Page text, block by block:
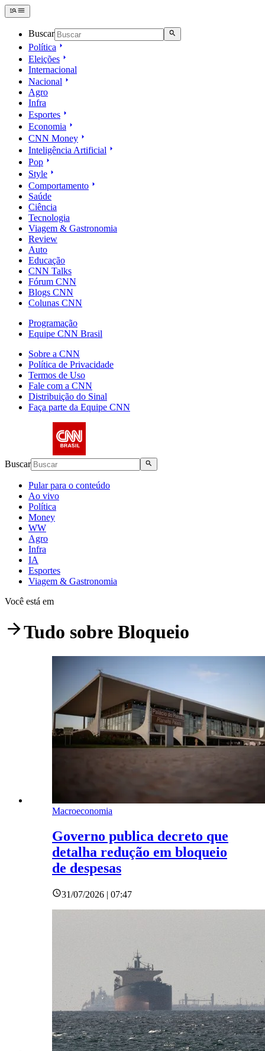
Buscar
Política
Eleições
Internacional
Nacional
Agro
Infra
Esportes
Economia
CNN Money
Inteligência Artificial
Pop
Style
Comportamento
Saúde
Ciência
Tecnologia
Viagem & Gastronomia
Review
Auto
Educação
CNN Talks
Fórum CNN
Blogs CNN
Colunas CNN
Programação
Equipe CNN Brasil
Sobre a CNN
Política de Privacidade
Termos de Uso
Fale com a CNN
Distribuição do Sinal
Faça parte da Equipe CNN
Buscar
Pular para o conteúdo
Ao vivo
Política
Money
WW
Agro
Infra
IA
Esportes
Viagem & Gastronomia
Você está em
Tudo sobre Bloqueio
Macroeconomia
Governo publica decreto que
detalha redução em bloqueio
de despesas
31/07/2026 | 07:47